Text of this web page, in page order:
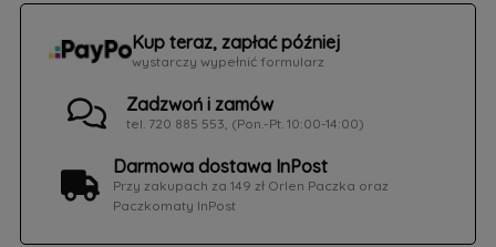
Kup teraz, zapłać później
wystarczy wypełnić formularz
Zadzwoń i zamów
tel. 720 885 553, (Pon.-Pt. 10:00-14:00)
Darmowa dostawa InPost
Przy zakupach za 149 zł Orlen Paczka oraz
Paczkomaty InPost